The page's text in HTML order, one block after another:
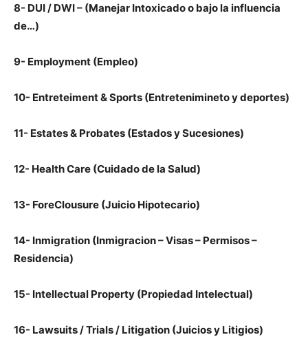
8- DUI / DWI – (Manejar Intoxicado o bajo la influencia
de…)
9- Employment (Empleo)
10- Entreteiment & Sports (Entretenimineto y deportes)
11- Estates & Probates (Estados y Sucesiones)
12- Health Care (Cuidado de la Salud)
13- ForeClousure (Juicio Hipotecario)
14- Inmigration (Inmigracion – Visas – Permisos –
Residencia)
15- Intellectual Property (Propiedad Intelectual)
16- Lawsuits / Trials / Litigation (Juicios y Litigios)